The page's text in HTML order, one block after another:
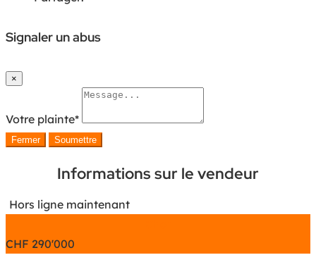
Signaler un abus
×
Votre plainte*
Fermer Soumettre
Informations sur le vendeur
Hors ligne maintenant
CHF 290'000